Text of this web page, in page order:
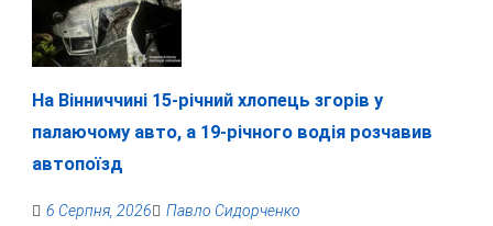
На Вінниччині 15-річний хлопець згорів у
палаючому авто, а 19-річного водія розчавив
автопоїзд
6 Серпня, 2026 Павло Сидорченко